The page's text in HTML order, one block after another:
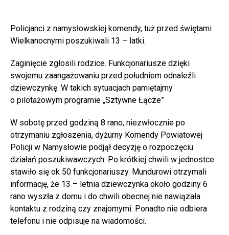
Policjanci z namysłowskiej komendy, tuż przed świętami
Wielkanocnymi poszukiwali 13 – latki.
Zaginięcie zgłosili rodzice. Funkcjonariusze dzięki
swojemu zaangażowaniu przed południem odnaleźli
dziewczynkę. W takich sytuacjach pamiętajmy
o pilotażowym programie „Sztywne Łącze”
W sobotę przed godziną 8 rano, niezwłocznie po
otrzymaniu zgłoszenia, dyżurny Komendy Powiatowej
Policji w Namysłowie podjął decyzję o rozpoczęciu
działań poszukiwawczych. Po krótkiej chwili w jednostce
stawiło się ok 50 funkcjonariuszy. Mundurowi otrzymali
informację, że 13 – letnia dziewczynka około godziny 6
rano wyszła z domu i do chwili obecnej nie nawiązała
kontaktu z rodziną czy znajomymi. Ponadto nie odbiera
telefonu i nie odpisuje na wiadomości.